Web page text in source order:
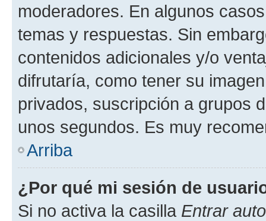
moderadores. En algunos
temas y respuestas. Sin
contenidos adicionales y/o
difrutaría, como tener su
privados, suscripción a grupos
unos segundos. Es muy
Arriba
¿Por qué mi sesión de
Si no activa la casilla Entrar